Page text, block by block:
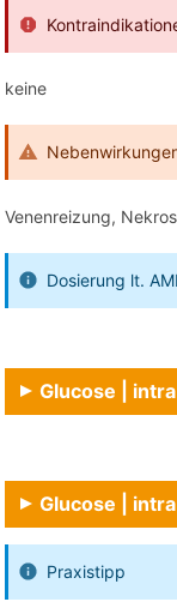
keine
Venenreizung,
Dosierung lt.
Glucose | intra
Glucose | intra
Praxistipp